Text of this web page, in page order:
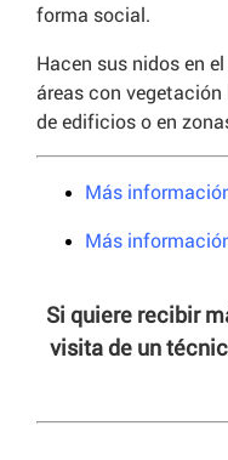
forma social.
Hacen sus nidos en
áreas con
de edificios o en
Más
Más
Si quiere recibir
visita de un